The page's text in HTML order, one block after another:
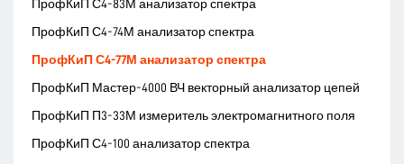
ПрофКиП С4-83М анализатор спектра
ПрофКиП С4-74М анализатор спектра
ПрофКиП С4-77М анализатор спектра
ПрофКиП Мастер-4000 ВЧ векторный анализатор цепей
ПрофКиП П3-33М измеритель электромагнитного поля
ПрофКиП С4-100 анализатор спектра